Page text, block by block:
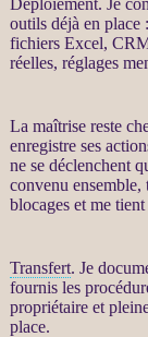
outils déjà en place
fichiers Excel,
réelles, réglages
La maîtrise reste
enregistre ses
ne se déclenchent
convenu ensemble,
blocages et me
Transfert. Je
fournis les
propriétaire et
place.